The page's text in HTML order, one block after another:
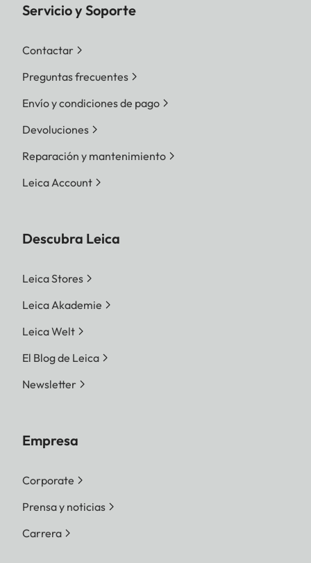
Servicio y Soporte
Contactar
Preguntas frecuentes
Envío y condiciones de pago
Devoluciones
Reparación y mantenimiento
Leica Account
Descubra Leica
Leica Stores
Leica Akademie
Leica Welt
El Blog de Leica
Newsletter
Empresa
Corporate
Prensa y noticias
Carrera